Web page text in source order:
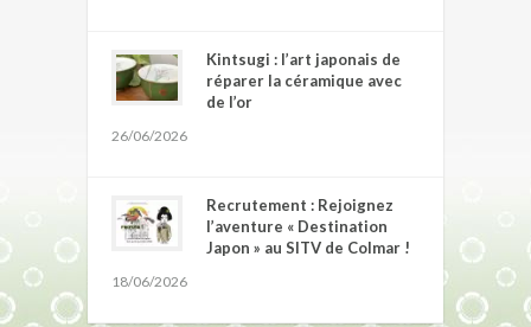
Kintsugi : l’art japonais de
réparer la céramique avec
de l’or
26/06/2026
Recrutement : Rejoignez
l’aventure « Destination
Japon » au SITV de Colmar !
18/06/2026